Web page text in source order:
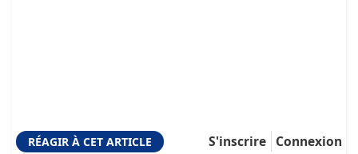
RÉAGIR À CET ARTICLE Connexion
S'inscrire